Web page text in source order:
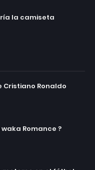
la camiseta
Cristiano Ronaldo
waka Romance ?